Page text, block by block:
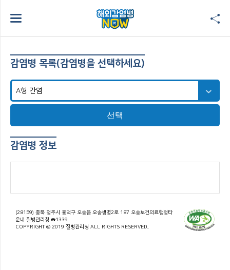
감염병 목록(감염병을 선택하세요)
선택
감염병 정보
(28159) 충북 청주시 흥덕구 오송읍 오송생명2로 187 오송보건의료행정타
운내 질병관리청 ☎1339
COPYRIGHT © 2019 질병관리청 ALL RIGHTS RESERVED.